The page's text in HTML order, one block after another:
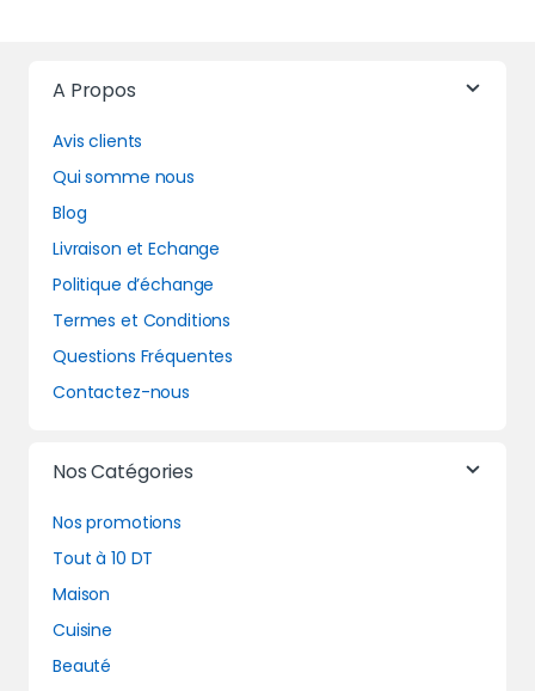
A Propos
Avis clients
Qui somme nous
Blog
Livraison et Echange
Politique d’échange
Termes et Conditions
Questions Fréquentes
Contactez-nous
Nos Catégories
Nos promotions
Tout à 10 DT
Maison
Cuisine
Beauté